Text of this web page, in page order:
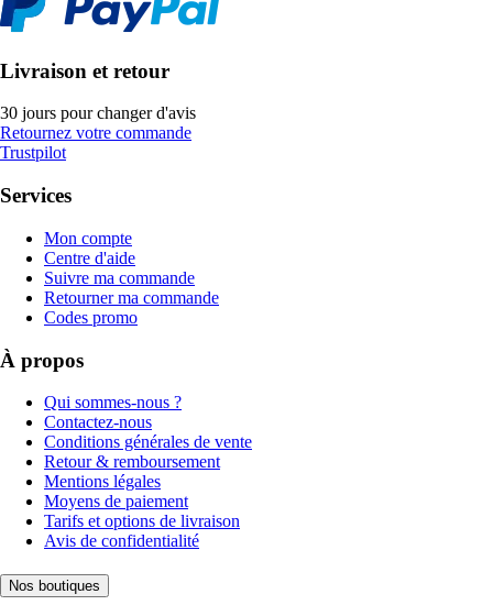
Livraison et retour
30 jours pour changer d'avis
Retournez votre commande
Trustpilot
Services
Mon compte
Centre d'aide
Suivre ma commande
Retourner ma commande
Codes promo
À propos
Qui sommes-nous ?
Contactez-nous
Conditions générales de vente
Retour & remboursement
Mentions légales
Moyens de paiement
Tarifs et options de livraison
Avis de confidentialité
Nos boutiques